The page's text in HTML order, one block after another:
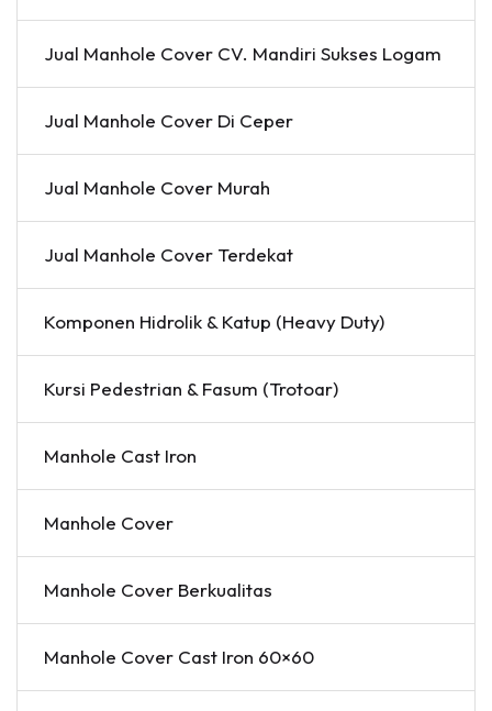
Jual Manhole Cover CV. Mandiri Sukses Logam
Jual Manhole Cover Di Ceper
Jual Manhole Cover Murah
Jual Manhole Cover Terdekat
Komponen Hidrolik & Katup (Heavy Duty)
Kursi Pedestrian & Fasum (Trotoar)
Manhole Cast Iron
Manhole Cover
Manhole Cover Berkualitas
Manhole Cover Cast Iron 60×60